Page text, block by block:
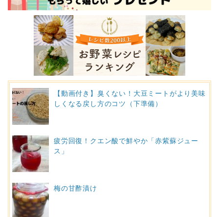
【動画付き】臭くない！大豆ミートがより美味
しくなる戻し方のコツ（下準備）
疲労回復！クエン酸で鮮やか「赤紫蘇ジュー
ス」
梅の甘酢漬け